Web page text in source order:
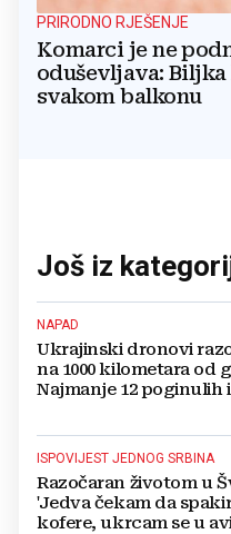
PRIRODNO RJEŠENJE
Komarci je ne
oduševljava:
svakom balkonu
Još iz
NAPAD
Ukrajinski dronovi
na 1000 kilometara od
Najmanje 12 poginulih i
ISPOVIJEST JEDNOG SRBINA
Razočaran životom u
'Jedva čekam da
kofere, ukrcam se u